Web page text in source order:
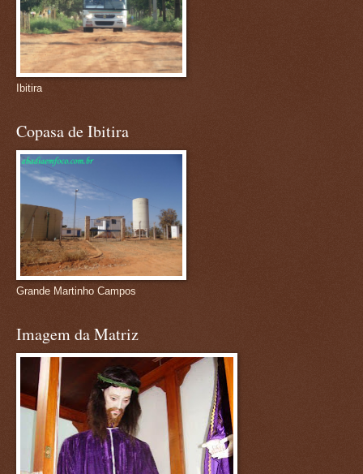
Ibitira
Copasa de Ibitira
Grande Martinho Campos
Imagem da Matriz